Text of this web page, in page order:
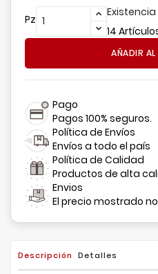
Pz
Existencia
14
AÑADIR
Pago
Pagos 100% seguros.
Política de Envíos
Envíos a todo el país
Política de Calidad
Productos de alta
Envios
El precio mostrado
Descripción Detalles